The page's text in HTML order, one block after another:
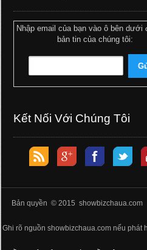
Nhập email của bạn vào ô bên dưới
bản tin của chúng tôi:
Kết Nối Với Chúng Tôi
Bản quyền © 2015 showbizchaua.com
Ghi rõ nguồn showbizchaua.com nếu phát